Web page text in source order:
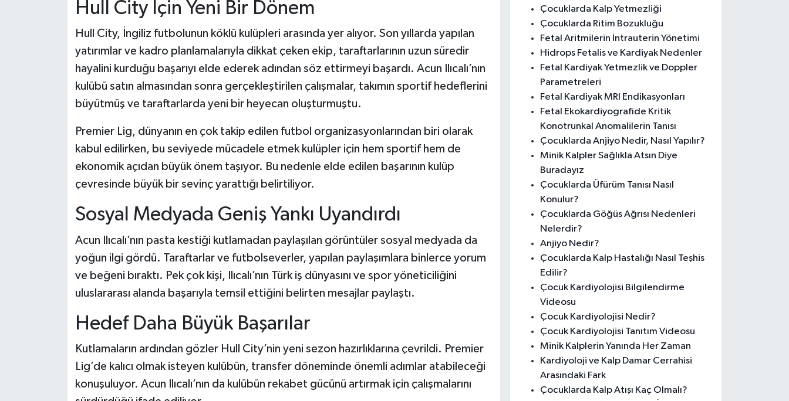
Hull City İçin Yeni Bir Dönem
Hull City, İngiliz futbolunun köklü kulüpleri arasında yer alıyor. Son yıllarda yapılan
yatırımlar ve kadro planlamalarıyla dikkat çeken ekip, taraftarlarının uzun süredir
hayalini kurduğu başarıyı elde ederek adından söz ettirmeyi başardı. Acun Ilıcalı’nın
kulübü satın almasından sonra gerçekleştirilen çalışmalar, takımın sportif hedeflerini
büyütmüş ve taraftarlarda yeni bir heyecan oluşturmuştu.
Premier Lig, dünyanın en çok takip edilen futbol organizasyonlarından biri olarak
kabul edilirken, bu seviyede mücadele etmek kulüpler için hem sportif hem de
ekonomik açıdan büyük önem taşıyor. Bu nedenle elde edilen başarının kulüp
çevresinde büyük bir sevinç yarattığı belirtiliyor.
Sosyal Medyada Geniş Yankı Uyandırdı
Acun Ilıcalı’nın pasta kestiği kutlamadan paylaşılan görüntüler sosyal medyada da
yoğun ilgi gördü. Taraftarlar ve futbolseverler, yapılan paylaşımlara binlerce yorum
ve beğeni bıraktı. Pek çok kişi, Ilıcalı’nın Türk iş dünyasını ve spor yöneticiliğini
uluslararası alanda başarıyla temsil ettiğini belirten mesajlar paylaştı.
Hedef Daha Büyük Başarılar
Kutlamaların ardından gözler Hull City’nin yeni sezon hazırlıklarına çevrildi. Premier
Lig’de kalıcı olmak isteyen kulübün, transfer döneminde önemli adımlar atabileceği
konuşuluyor. Acun Ilıcalı’nın da kulübün rekabet gücünü artırmak için çalışmalarını
Çocuklarda Kalp Yetmezliği
Çocuklarda Ritim Bozukluğu
Fetal Aritmilerin İntrauterin Yönetimi
Hidrops Fetalis ve Kardiyak Nedenler
Fetal Kardiyak Yetmezlik ve Doppler
Parametreleri
Fetal Kardiyak MRI Endikasyonları
Fetal Ekokardiyografide Kritik
Konotrunkal Anomalilerin Tanısı
Çocuklarda Anjiyo Nedir, Nasıl Yapılır?
Minik Kalpler Sağlıkla Atsın Diye
Buradayız
Çocuklarda Üfürüm Tanısı Nasıl
Konulur?
Çocuklarda Göğüs Ağrısı Nedenleri
Nelerdir?
Anjiyo Nedir?
Çocuklarda Kalp Hastalığı Nasıl Teşhis
Edilir?
Çocuk Kardiyolojisi Bilgilendirme
Videosu
Çocuk Kardiyolojisi Nedir?
Çocuk Kardiyolojisi Tanıtım Videosu
Minik Kalplerin Yanında Her Zaman
Kardiyoloji ve Kalp Damar Cerrahisi
Arasındaki Fark
Çocuklarda Kalp Atışı Kaç Olmalı?